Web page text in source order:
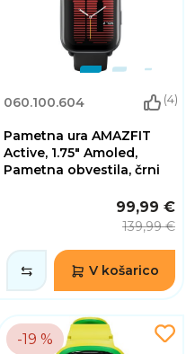
060.100.604 (4)
Pametna ura AMAZFIT
Active, 1.75" Amoled,
Pametna obvestila, črni
99,99 €
139,99 €
V košarico
-19 %